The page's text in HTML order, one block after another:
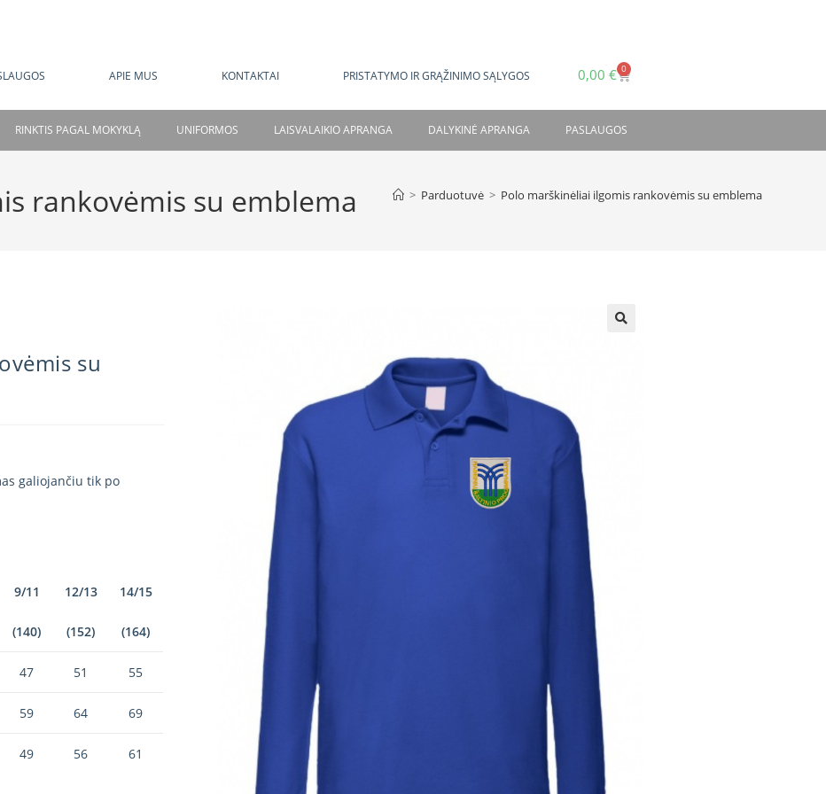
APIE MUS KONTAKTAI PRISTATYMO IR GRĄŽINIMO SĄLYGOS 0,00 € 0
RINKTIS PAGAL MOKYKLĄ UNIFORMOS LAISVALAIKIO APRANGA DALYKINĖ APRANGA PASLAUGOS
rankovėmis su emblema > Parduotuvė > Polo marškinėliai ilgomis rankovėmis su emblema
su
galiojančiu tik po
9/11
(140)
12/13
(152)
14/15
(164)
47 51 55
59 64 69
49 56 61